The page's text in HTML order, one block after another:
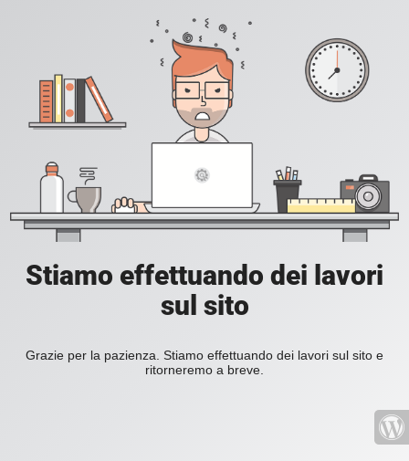
Stiamo effettuando dei lavori
sul sito
Grazie per la pazienza. Stiamo effettuando dei lavori sul sito e
ritorneremo a breve.